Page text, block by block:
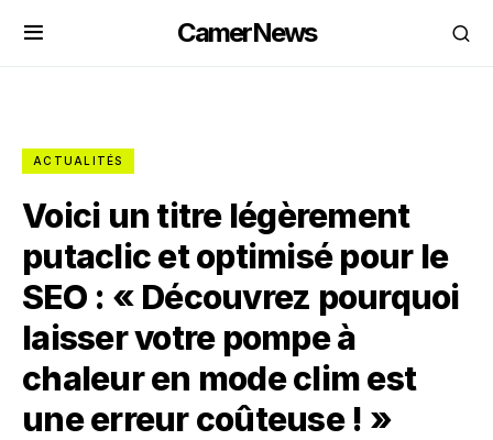
CamerNews
ACTUALITÉS
Voici un titre légèrement
putaclic et optimisé pour le
SEO : « Découvrez pourquoi
laisser votre pompe à
chaleur en mode clim est
une erreur coûteuse ! »